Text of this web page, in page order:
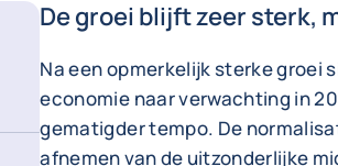
De groei blijft zeer sterk,
Na een opmerkelijk sterke groei
economie naar verwachting in
gematigder tempo. De
afnemen van de uitzonderlijke